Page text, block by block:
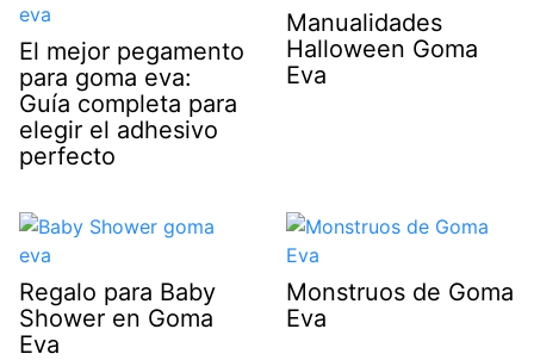
El mejor pegamento
para goma eva:
Guía completa para
elegir el adhesivo
perfecto
Manualidades
Halloween Goma
Eva
Regalo para Baby
Shower en Goma
Eva
Monstruos de Goma
Eva